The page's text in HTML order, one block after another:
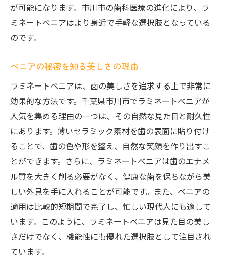
が可能になります。市川市の歯科医療の進化により、ラ
ミネートべニアはより身近で手軽な選択肢となっている
のです。
べニアの秘密を知る美しさの理由
ラミネートべニアは、歯の美しさを追求する上で非常に
効果的な方法です。千葉県市川市でラミネートべニアが
人気を集める理由の一つは、その自然な見た目と耐久性
にあります。薄いセラミック素材を歯の表面に貼り付け
ることで、歯の色や形を整え、自然な笑顔を作り出すこ
とができます。さらに、ラミネートべニアは歯のエナメ
ル質を大きく削る必要がなく、健康な歯を保ちながら美
しい外見を手に入れることが可能です。また、べニアの
適用は比較的短期間で完了し、忙しい現代人にも適して
います。このように、ラミネートべニアは見た目の美し
さだけでなく、機能性にも優れた選択肢として注目され
ています。